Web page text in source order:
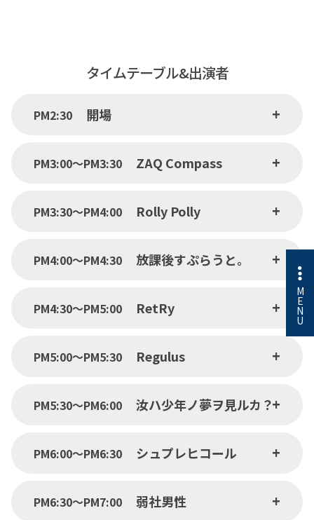
タイムテーブル&出演者
PM2:30 開場
PM3:00〜PM3:30 ZAQ Compass
PM3:30〜PM4:00 Rolly Polly
PM4:00〜PM4:30 放課後すぷらうと。
PM4:30〜PM5:00 RetRy
PM5:00〜PM5:30 Regulus
PM5:30〜PM6:00 汝ハ少年ノ夢ヲ見ルカ？
PM6:00〜PM6:30 シュプレヒコール
PM6:30〜PM7:00 弱社男性
M
E
N
U